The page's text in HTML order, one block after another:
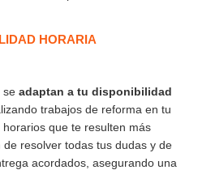
HORARIA
se adaptan a tu disponibilidad
trabajos de reforma en tu
que te resulten más
resolver todas tus dudas y de
acordados, asegurando una